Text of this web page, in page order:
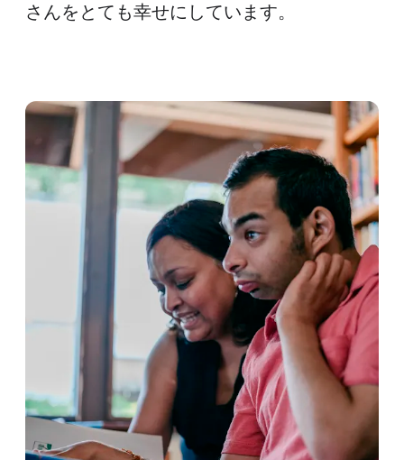
さんを​とても​幸せに​しています。